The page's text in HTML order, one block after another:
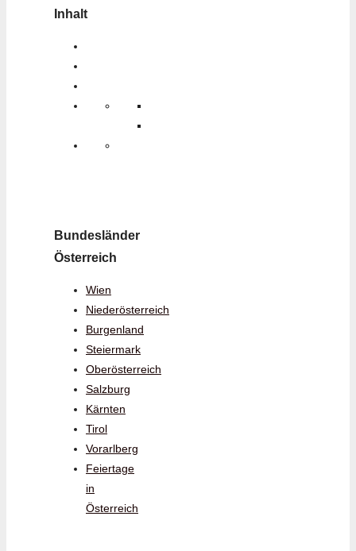
Inhalt
Bundesländer
Österreich
Wien
Niederösterreich
Burgenland
Steiermark
Oberösterreich
Salzburg
Kärnten
Tirol
Vorarlberg
Feiertage
in
Österreich